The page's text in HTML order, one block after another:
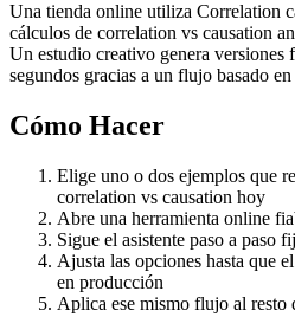
Una tienda online utiliza Correlation
cálculos de correlation vs causation
Un estudio creativo genera versiones
segundos gracias a un flujo basado
Cómo Hacer
Elige uno o dos ejemplos que
correlation vs causation hoy
Abre una herramienta online
Sigue el asistente paso a paso
Ajusta las opciones hasta que
en producción
Aplica ese mismo flujo al resto